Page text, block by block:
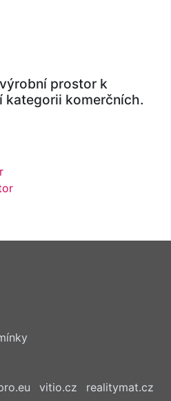
prostor k
kategorii komerčních.
vitio.cz
realitymat.cz